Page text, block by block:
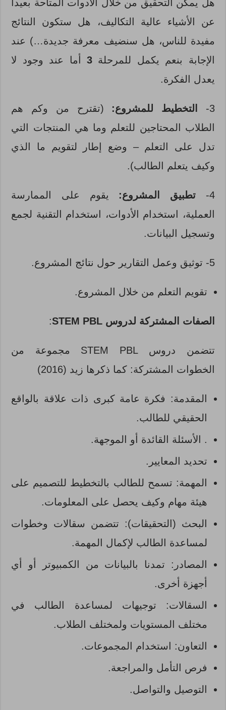
هل يمكن التحقيق من خلال الأدوات المتاحة بعيدا
عن الأشياء عالية التكاليف، هل ستكون النتائج
مفيدة للناس، هل سنضيف معرفة جديدة…) عند
الإجابة بنعم يكمل للمرحلة 3
أما عند وجود لا
يعدل الفكرة.
3- التخطيط للمشروع: (تقترح من وكم هم
الطلاب المحتاجين للتعلم وما هي المنتجات التي
تدل على التعلم – وضع إطار لتقويم ما الذي
وكيف يتعلم الطالب).
4- تطبيق المشروع: يقوم على الممارسة
العملية، استخدام الأدوات، استخدام التقنية لجمع
وتسجيل البيانات.
5- توثيق وعمل التقارير حول نتائج المشروع.
تقويم التعلم من خلال المشروع.
الصفات المشتركة لدروسSTEM PBL
:
تتضمن دروس STEM PBL مجموعة من
الخطوات المشتركة: كما ذكرها زيد (2016)
المقدمة: فكرة عامة كبرى ذات علاقة بالواقع
الحقيقي للطالب.
. الأسئلة القائدة أو الموجهة.
تحديد المعايير.
المهمة: تسمح للطالب بالتخطيط للتصميم على
هيئة مهام وكيف يحصل على المعلومات.
البحث (التحقيقات): تتضمن سقالات وخطوات
لمساعدة الطالب لإكمال المهمة.
المصادر: تمدنا بالبيانات من الكمبيوتر أو أي
أجهزة أخرى.
السقالات: توجيهات لمساعدة الطالب في
مختلف المستويات ولمختلف الطلاب.
التعاون: استخدام المجموعات.
فرص التأمل والمراجعة.
التوصيل والتواصل.